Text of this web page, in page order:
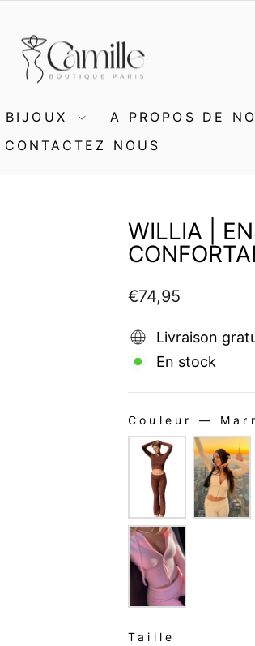
BIJOUX A PROPOS DE
CONTACTEZ NOUS
WILLIA |
Prix
€74,95
Livraison
En stock
Couleur —
COULEUR
Taille